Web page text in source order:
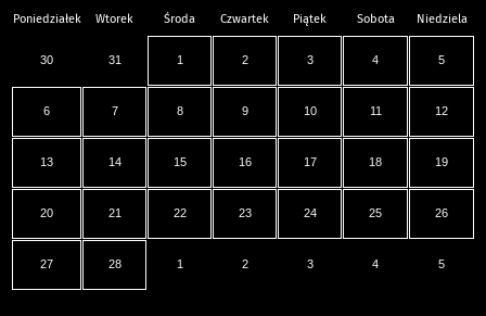
Poniedziałek Wtorek Środa Czwartek Piątek Sobota Niedziela
30 31 1 2 3 4 5
6 7 8 9 10 11 12
13 14 15 16 17 18 19
20 21 22 23 24 25 26
27 28 1 2 3 4 5